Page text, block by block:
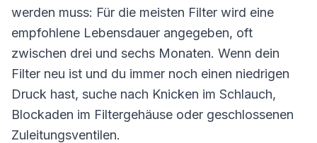
werden muss: Für die meisten Filter wird eine
empfohlene Lebensdauer angegeben, oft
zwischen drei und sechs Monaten. Wenn dein
Filter neu ist und du immer noch einen niedrigen
Druck hast, suche nach Knicken im Schlauch,
Blockaden im Filtergehäuse oder geschlossenen
Zuleitungsventilen.